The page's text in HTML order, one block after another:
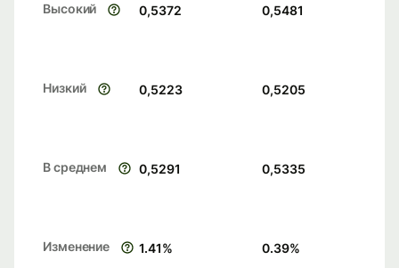
Высокий 0,5372 0,5481
Низкий 0,5223 0,5205
В среднем 0,5291 0,5335
Изменение 1.41% 0.39%